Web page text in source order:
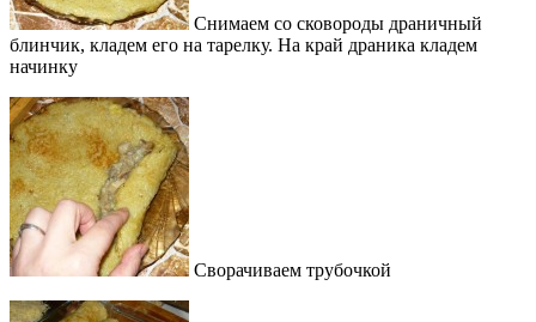
Снимаем со сковороды драничный
блинчик, кладем его на тарелку. На край драника кладем
начинку
Сворачиваем трубочкой